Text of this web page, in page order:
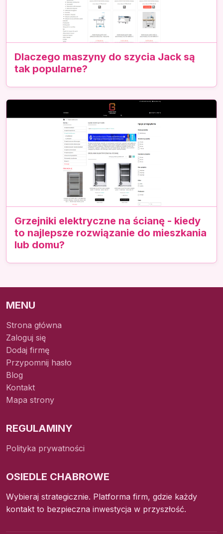
Dlaczego maszyny do szycia Jack są
tak popularne?
Grzejniki elektryczne na ścianę - kiedy
to najlepsze rozwiązanie do mieszkania
lub domu?
MENU
Strona główna
Zaloguj się
Dodaj firmę
Przypomnij hasło
Blog
Kontakt
Mapa strony
REGULAMINY
Polityka prywatności
OSIEDLE CHABROWE
Wybieraj strategicznie. Platforma firm, gdzie każdy
kontakt to bezpieczna inwestycja w przyszłość.